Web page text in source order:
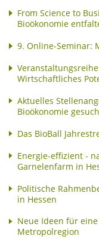
From Science to
Bioökonomie
9. Online-Seminar:
Wirtschaftliches
Aktuelles
Bioökonomie
Das BioBall
Energie-effizient -
Garnelenfarm in
Politische
in Hessen
Neue Ideen für
Metropolregion